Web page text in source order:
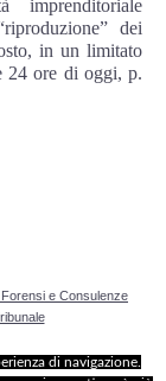
imprenditoriale
dei
in un limitato
24 ore di oggi, p.
e Consulenze
di navigazione.